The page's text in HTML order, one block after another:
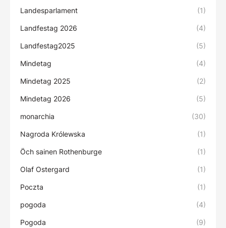
Landesparlament (1)
Landfestag 2026 (4)
Landfestag2025 (5)
Mindetag (4)
Mindetag 2025 (2)
Mindetag 2026 (5)
monarchia (30)
Nagroda Królewska (1)
Öch sainen Rothenburge (1)
Olaf Ostergard (1)
Poczta (1)
pogoda (4)
Pogoda (9)